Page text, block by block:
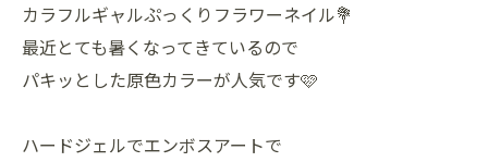
カラフルギャルぷっくりフラワーネイル💐
最近とても暑くなってきているので
パキッとした原色カラーが人気です🩷
ハードジェルでエンボスアートで